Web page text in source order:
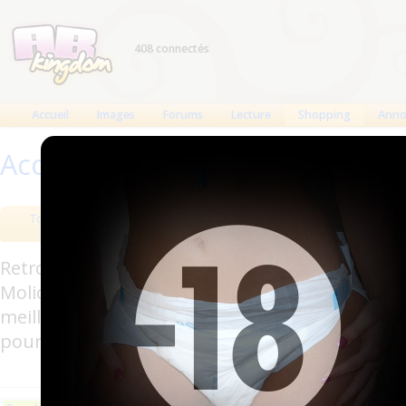
408 connectés
Accueil Images Forums Lecture Shopping
Accueil
Tous les produits
Retrouverez sur cette page les meilleures
Molicare, Comficare, Confiance, Depend,
meilleurs produits aussi bien pour les
pour l'incontinence.